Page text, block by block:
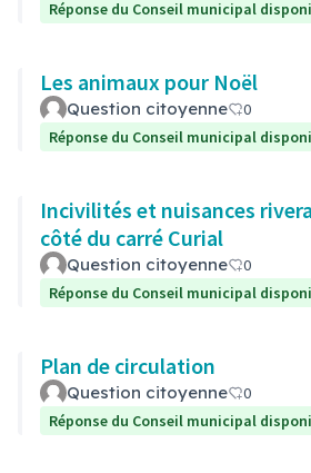
Réponse du Conseil municipal
Les animaux pour Noël
Question citoyenne
0
Réponse du Conseil municipal
Incivilités et nuisances
côté du carré Curial
Question citoyenne
0
Réponse du Conseil municipal
Plan de circulation
Question citoyenne
0
Réponse du Conseil municipal